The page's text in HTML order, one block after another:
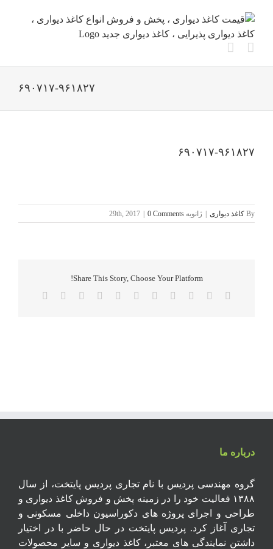
content
۶۹۰۷۱۷-۹۶۱۸۲۷
۶۹۰۷۱۷-۹۶۱۸۲۷
By کاغذ دیواری ژانویه 29th, 2017 0 Comments
Share This Story, Choose Your Platform!
Facebook
Twitter
Reddit
LinkedIn
WhatsApp
Telegram
Tumblr
Pinterest
Xing
درباره ما
گروه مهندسی پردیس با نام تجاری پردیس پایتخت، از سال
۱۳۸۸ فعالیت خود را در زمینه پخش و فروش کاغذ دیواری و
طراحی و اجرای پروژه های دکوراسیون داخلی مسکونی و
تجاری آغاز کرد. پردیس پایتخت در حال حاضر با در اختیار
داشتن نمایندگی های معتبر، کاغذ دیواری و سایر محصولات